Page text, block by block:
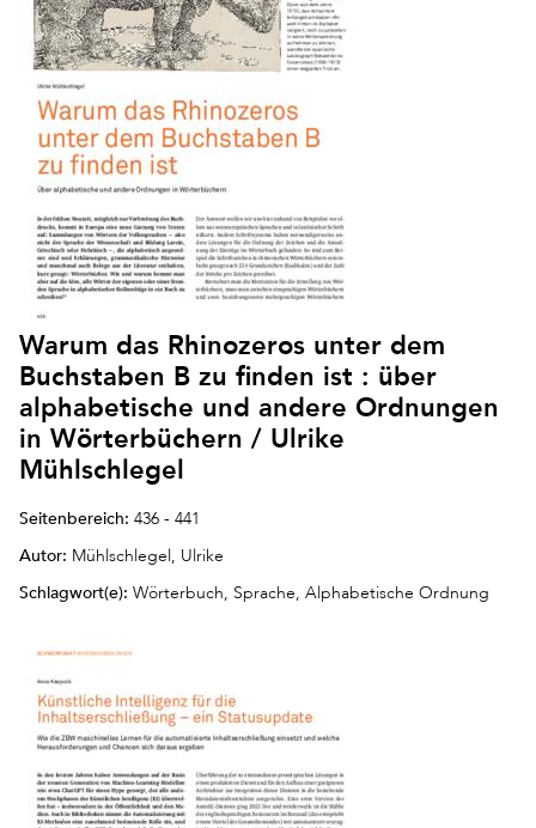
Warum das Rhinozeros unter dem
Buchstaben B zu finden ist : über
alphabetische und andere Ordnungen
in Wörterbüchern / Ulrike
Mühlschlegel
Seitenbereich: 436 - 441
Autor: Mühlschlegel, Ulrike
Schlagwort(e): Wörterbuch, Sprache, Alphabetische Ordnung